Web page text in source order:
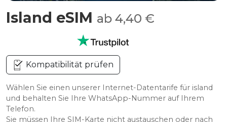
Island eSIM ab 4,40 €
Kompatibilität prüfen
Wählen Sie einen unserer Internet-Datentarife für island
und behalten Sie Ihre WhatsApp-Nummer auf Ihrem
Telefon.
Sie müssen Ihre SIM-Karte nicht austauschen oder nach